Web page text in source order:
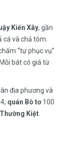
Kiến Xây, gần
cá và chả tôm.
“tự phục vụ”
bát có giá từ
địa phương và
quán Bò tơ100
Kiệt